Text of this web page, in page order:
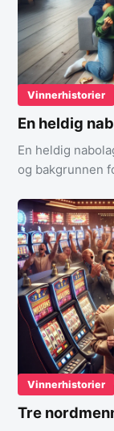
Vinnerhistorier
En heldig
En heldig
og bakgrunnen
Vinnerhistorier
Tre